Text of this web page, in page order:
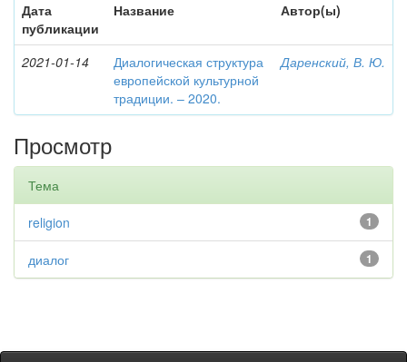
Дата
публикации
Название Автор(ы)
2021-01-14
Диалогическая структура
европейской культурной
традиции. – 2020.
Даренский, В. Ю.
Просмотр
Тема
1
religion
1
диалог